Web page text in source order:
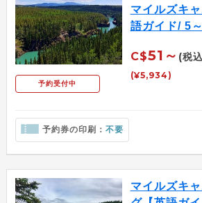
予約受付中
マイルズキ
語ガイド/ 5
C$51～ (税
(¥5,934)
予約券の印刷： 不要
マイルズキ